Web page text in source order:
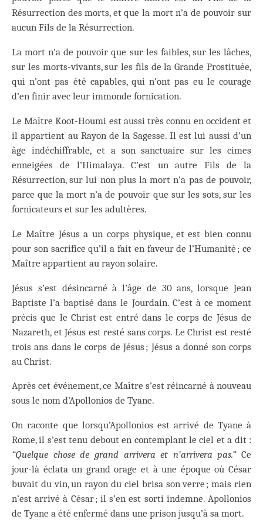
Résurrection des morts, et que la mort n’a de pouvoir sur
aucun Fils de la Résurrection.
La mort n’a de pouvoir que sur les faibles, sur les lâches,
sur les morts-vivants, sur les fils de la Grande Prostituée,
qui n’ont pas été capables, qui n’ont pas eu le courage
d’en finir avec leur immonde fornication.
Le Maître Koot-Houmi est aussi très connu en occident et
il appartient au Rayon de la Sagesse. Il est lui aussi d’un
âge indéchiffrable, et a son sanctuaire sur les cimes
enneigées de l’Himalaya. C’est un autre Fils de la
Résurrection, sur lui non plus la mort n’a pas de pouvoir,
parce que la mort n’a de pouvoir que sur les sots, sur les
fornicateurs et sur les adultères.
Le Maître Jésus a un corps physique, et est bien connu
pour son sacrifice qu’il a fait en faveur de l’Humanité ; ce
Maître appartient au rayon solaire.
Jésus s’est désincarné à l’âge de 30 ans, lorsque Jean
Baptiste l’a baptisé dans le Jourdain. C’est à ce moment
précis que le Christ est entré dans le corps de Jésus de
Nazareth, et Jésus est resté sans corps. Le Christ est resté
trois ans dans le corps de Jésus ; Jésus a donné son corps
au Christ.
Après cet événement, ce Maître s’est réincarné à nouveau
sous le nom d’Apollonios de Tyane.
On raconte que lorsqu’Apollonios est arrivé de Tyane à
Rome, il s’est tenu debout en contemplant le ciel et a dit :
“Quelque chose de grand arrivera et n’arrivera pas.”Ce
jour-là éclata un grand orage et à une époque où César
buvait du vin, un rayon du ciel brisa son verre ; mais rien
n’est arrivé à César ; il s’en est sorti indemne. Apollonios
de Tyane a été enfermé dans une prison jusqu’à sa mort.